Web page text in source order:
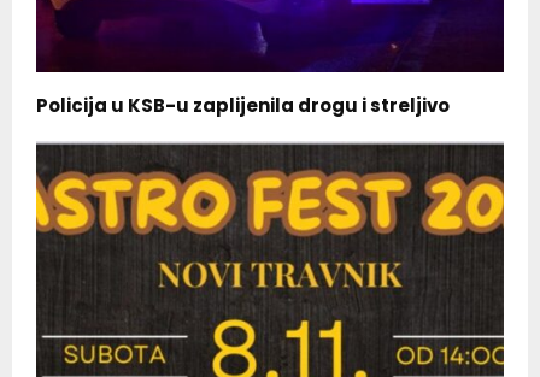
Policija u KSB-u zaplijenila drogu i streljivo